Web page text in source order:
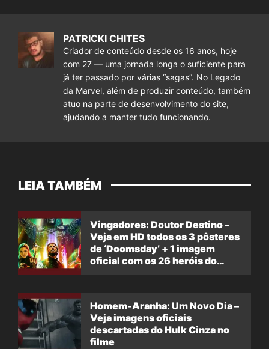
PATRICKI CHITES
Criador de conteúdo desde os 16 anos, hoje
com 27 — uma jornada longa o suficiente para
já ter passado por várias “sagas”. No Legado
da Marvel, além de produzir conteúdo, também
atuo na parte de desenvolvimento do site,
ajudando a manter tudo funcionando.
LEIA TAMBÉM
Vingadores: Doutor Destino –
Veja em HD todos os 3 pôsteres
de ‘Doomsday’ + 1 imagem
oficial com os 26 heróis do
Homem-Aranha: Um Novo Dia –
Veja imagens oficiais
descartadas do Hulk Cinza no
filme